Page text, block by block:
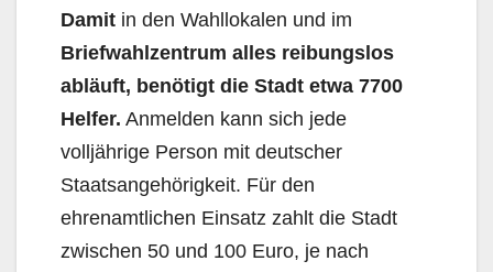
Damit in den Wahllokalen und im
Briefwahlzentrum alles reibungslos
abläuft, benötigt die Stadt etwa 7700
Helfer. Anmelden kann sich jede
volljährige Person mit deutscher
Staatsangehörigkeit. Für den
ehrenamtlichen Einsatz zahlt die Stadt
zwischen 50 und 100 Euro, je nach